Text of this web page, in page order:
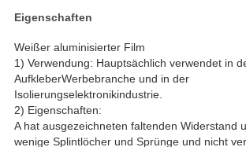
Eigenschaften
Weißer aluminisierter Film
1) Verwendung: Hauptsächlich verwendet in
AufkleberWerbebranche und in der
Isolierungselektronikindustrie.
2) Eigenschaften:
A hat ausgezeichneten faltenden Widerstand
wenige Splintlöcher und Sprünge und nicht